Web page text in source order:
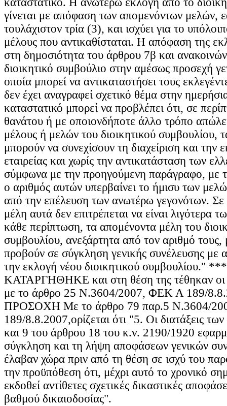
γίνεται με απόφαση των απομενόντων μελών,
τουλάχιστον τρία (3), και ισχύει για το
μέλους που αντικαθίσταται. Η απόφαση της
στη δημοσιότητα του άρθρου 7β και
διοικητικό συμβούλιο στην αμέσως προσεχή
οποία μπορεί να αντικαταστήσει τους
δεν έχει αναγραφεί σχετικό θέμα στην
καταστατικό μπορεί να προβλέπει ότι, σε
θανάτου ή με οποιονδήποτε άλλο τρόπο
μέλους ή μελών του διοικητικού συμβουλίου,
μπορούν να συνεχίσουν τη διαχείριση και
εταιρείας και χωρίς την αντικατάσταση των
σύμφωνα με την προηγούμενη παράγραφο, με
ο αριθμός αυτών υπερβαίνει το ήμισυ των
από την επέλευση των ανωτέρω γεγονότων.
μέλη αυτά δεν επιτρέπεται να είναι λιγότερα
κάθε περίπτωση, τα απομένοντα μέλη του
συμβουλίου, ανεξάρτητα από τον αριθμό
προβούν σε σύγκληση γενικής συνέλευσης με
την εκλογή νέου διοικητικού συμβουλίου."
ΚΑΤΑΡΓΗΘΗΚΕ και στη θέση της τέθηκαν
με το άρθρο 25 Ν.3604/2007, ΦΕΚ Α 189/
ΠΡΟΣΟΧΗ Με το άρθρο 79 παρ.5 Ν.3604/
189/8.8.2007,ορίζεται ότι "5. Οι διατάξεις
και 9 του άρθρου 18 του κ.ν. 2190/1920
σύγκληση και τη λήψη αποφάσεων γενικών
έλαβαν χώρα πριν από τη θέση σε ισχύ του
την προϋπόθεση ότι, μέχρι αυτό το χρονικό
εκδοθεί αντίθετες σχετικές δικαστικές
βαθμού δικαιοδοσίας".